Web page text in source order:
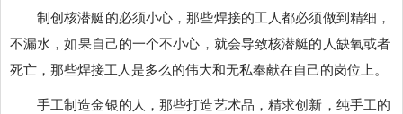
制创核潜艇的必须小心，那些焊接的工人都必须做到精细，
不漏水，如果自己的一个不小心，就会导致核潜艇的人缺氧或者
死亡，那些焊接工人是多么的伟大和无私奉献在自己的岗位上。
手工制造金银的人，那些打造艺术品，精求创新，纯手工的